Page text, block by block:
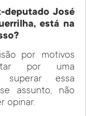
deputado José
está na
por motivos
por uma
superar essa
assunto, não
opinar.